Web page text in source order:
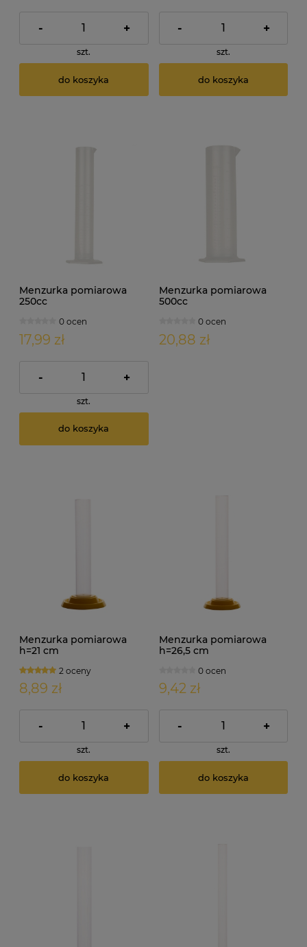
- +
szt.
do koszyka
- +
szt.
do koszyka
Menzurka pomiarowa
250cc
0 ocen
17,99 zł
- +
szt.
do koszyka
Menzurka pomiarowa
500cc
0 ocen
20,88 zł
Menzurka pomiarowa
h=21 cm
2 oceny
8,89 zł
- +
szt.
do koszyka
Menzurka pomiarowa
h=26,5 cm
0 ocen
9,42 zł
- +
szt.
do koszyka